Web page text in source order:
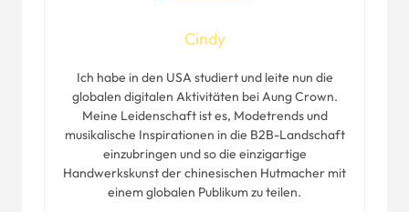
Cindy
Ich habe in den USA studiert und leite nun die
globalen digitalen Aktivitäten bei Aung Crown.
Meine Leidenschaft ist es, Modetrends und
musikalische Inspirationen in die B2B-Landschaft
einzubringen und so die einzigartige
Handwerkskunst der chinesischen Hutmacher mit
einem globalen Publikum zu teilen.